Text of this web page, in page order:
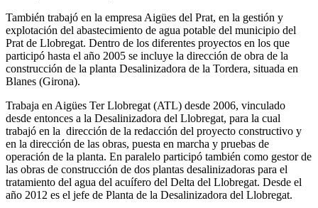
También trabajó en la empresa Aigües del Prat, en la gestión y
explotación del abastecimiento de agua potable del municipio del
Prat de Llobregat. Dentro de los diferentes proyectos en los que
participó hasta el año 2005 se incluye la dirección de obra de la
construcción de la planta Desalinizadora de la Tordera, situada en
Blanes (Girona).
Trabaja en Aigües Ter Llobregat (ATL) desde 2006, vinculado
desde entonces a la Desalinizadora del Llobregat, para la cual
trabajó en la dirección de la redacción del proyecto constructivo y
en la dirección de las obras, puesta en marcha y pruebas de
operación de la planta. En paralelo participó también como gestor de
las obras de construcción de dos plantas desalinizadoras para el
tratamiento del agua del acuífero del Delta del Llobregat. Desde el
año 2012 es el jefe de Planta de la Desalinizadora del Llobregat.